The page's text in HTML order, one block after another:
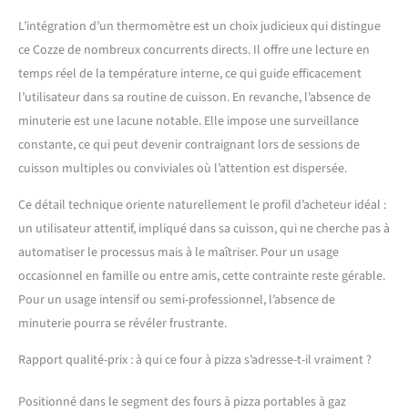
L’intégration d’un thermomètre est un choix judicieux qui distingue
ce Cozze de nombreux concurrents directs. Il offre une lecture en
temps réel de la température interne, ce qui guide efficacement
l’utilisateur dans sa routine de cuisson. En revanche, l’absence de
minuterie est une lacune notable. Elle impose une surveillance
constante, ce qui peut devenir contraignant lors de sessions de
cuisson multiples ou conviviales où l’attention est dispersée.
Ce détail technique oriente naturellement le profil d’acheteur idéal :
un utilisateur attentif, impliqué dans sa cuisson, qui ne cherche pas à
automatiser le processus mais à le maîtriser. Pour un usage
occasionnel en famille ou entre amis, cette contrainte reste gérable.
Pour un usage intensif ou semi-professionnel, l’absence de
minuterie pourra se révéler frustrante.
Rapport qualité-prix : à qui ce four à pizza s’adresse-t-il vraiment ?
Positionné dans le segment des fours à pizza portables à gaz